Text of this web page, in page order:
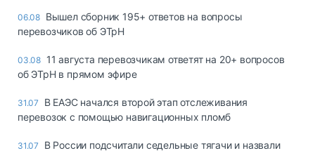
06.08 Вышел сборник 195+ ответов на вопросы
перевозчиков об ЭТрН
03.08 11 августа перевозчикам ответят на 20+ вопросов
об ЭТрН в прямом эфире
31.07
В ЕАЭС начался второй этап отслеживания
перевозок с помощью навигационных пломб
31.07
В России подсчитали седельные тягачи и назвали